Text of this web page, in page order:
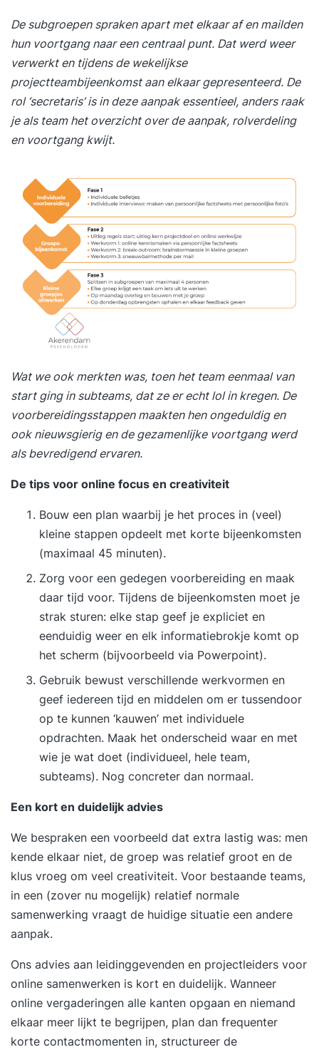
De subgroepen spraken apart met elkaar af en mailden
hun voortgang naar een centraal punt. Dat werd weer
verwerkt en tijdens de wekelijkse
projectteambijeenkomst aan elkaar gepresenteerd. De
rol ‘secretaris’ is in deze aanpak essentieel, anders raak
je als team het overzicht over de aanpak, rolverdeling
en voortgang kwijt.
Wat we ook merkten was, toen het team eenmaal van
start ging in subteams, dat ze er echt lol in kregen. De
voorbereidingsstappen maakten hen ongeduldig en
ook nieuwsgierig en de gezamenlijke voortgang werd
als bevredigend ervaren.
De tips voor online focus en creativiteit
Bouw een plan waarbij je het proces in (veel)
kleine stappen opdeelt met korte bijeenkomsten
(maximaal 45 minuten).
Zorg voor een gedegen voorbereiding en maak
daar tijd voor. Tijdens de bijeenkomsten moet je
strak sturen: elke stap geef je expliciet en
eenduidig weer en elk informatiebrokje komt op
het scherm (bijvoorbeeld via Powerpoint).
Gebruik bewust verschillende werkvormen en
geef iedereen tijd en middelen om er tussendoor
op te kunnen ‘kauwen’ met individuele
opdrachten. Maak het onderscheid waar en met
wie je wat doet (individueel, hele team,
subteams). Nog concreter dan normaal.
Een kort en duidelijk advies
We bespraken een voorbeeld dat extra lastig was: men
kende elkaar niet, de groep was relatief groot en de
klus vroeg om veel creativiteit. Voor bestaande teams,
in een (zover nu mogelijk) relatief normale
samenwerking vraagt de huidige situatie een andere
aanpak.
Ons advies aan leidinggevenden en projectleiders voor
online samenwerken is kort en duidelijk. Wanneer
online vergaderingen alle kanten opgaan en niemand
elkaar meer lijkt te begrijpen, plan dan frequenter
korte contactmomenten in, structureer de